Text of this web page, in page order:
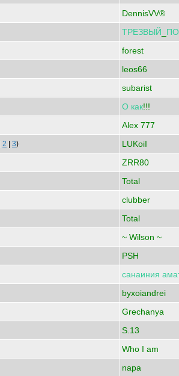
DennisVV®
ТРЕЗВЫЙ
forest
leos66
subarist
О как!!!
Alex 777
2 3) LUKoiI
ZRR80
Total
clubber
Total
~ Wilson ~
PSH
санаиния
byxoiandrei
Grechanya
S.13
Who I am
napa